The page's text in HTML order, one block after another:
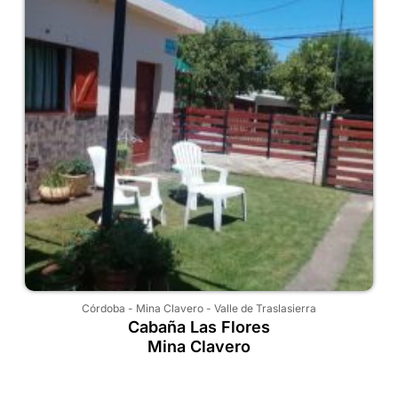
Córdoba - Mina Clavero - Valle de Traslasierra
Cabaña Las Flores
Mina Clavero